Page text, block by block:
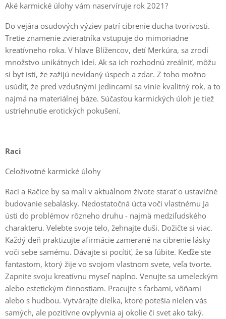
Aké karmické úlohy vám naservíruje rok 2021?
Do vejára osudových výziev patrí cibrenie ducha tvorivosti.
Tretie znamenie zvieratníka vstupuje do mimoriadne
kreatívneho roka. V hlave Blížencov, detí Merkúra, sa zrodí
množstvo unikátnych ideí. Ak sa ich rozhodnú zreálniť, môžu
si byt istí, že zažijú nevídaný úspech a zdar. Z toho možno
usúdiť, že pred vzdušnými jedincami sa vinie kvalitný rok, a to
najmä na materiálnej báze. Súčasťou karmických úloh je tiež
ustriehnutie erotických pokušení.
Raci
Celoživotné karmické úlohy
Raci a Račice by sa mali v aktuálnom živote starať o ustavičné
budovanie sebalásky. Nedostatočná úcta voči vlastnému Ja
ústi do problémov rôzneho druhu - najmä medziľudského
charakteru. Velebte svoje telo, žehnajte duši. Dožičte si viac.
Každý deň praktizujte afirmácie zamerané na cibrenie lásky
voči sebe samému. Dávajte si pocítiť, že sa ľúbite. Keďže ste
fantastom, ktorý žije vo svojom vlastnom svete, veľa tvorte.
Zapnite svoju kreatívnu myseľ naplno. Venujte sa umeleckým
alebo estetickým činnostiam. Pracujte s farbami, vôňami
alebo s hudbou. Vytvárajte dielka, ktoré potešia nielen vás
samých, ale pozitívne ovplyvnia aj okolie či svet ako taký.